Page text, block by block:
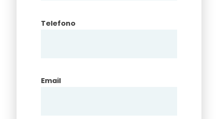
Telefono
Email